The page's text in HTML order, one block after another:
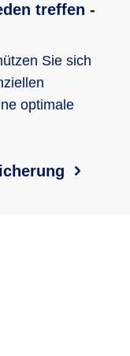
treffen -
Sie sich
optimale